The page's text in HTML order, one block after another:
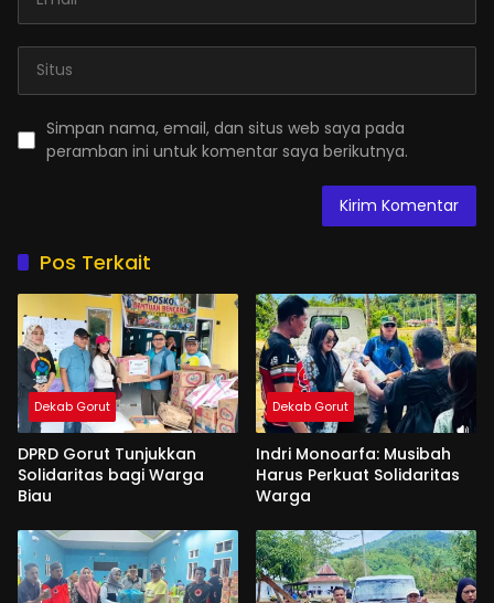
Simpan nama, email, dan situs web saya pada
peramban ini untuk komentar saya berikutnya.
Pos Terkait
Dekab Gorut
DPRD Gorut Tunjukkan
Solidaritas bagi Warga
Biau
Dekab Gorut
Indri Monoarfa: Musibah
Harus Perkuat Solidaritas
Warga